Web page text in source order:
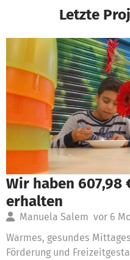
Letzte
Wir haben 607,98
erhalten
Manuela Salem vor 6
Warmes, gesundes
Förderung und